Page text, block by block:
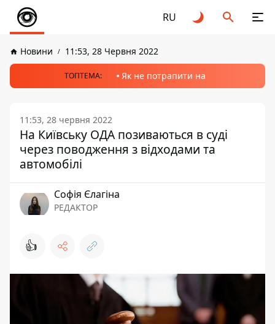
RU
Новини 11:53, 28 Червня 2022
ТОПТЕМА: Як не потрапити на
11:53, 28 червня 2022
На Київську ОДА позиваються в суді
через поводження з відходами та
автомобілі
Софія Єлагіна
РЕДАКТОР
👍